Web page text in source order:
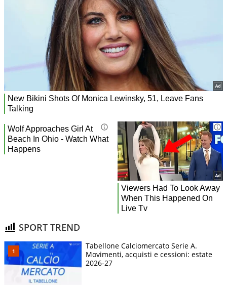
SPORT TREND
Tabellone Calciomercato Serie A.
Movimenti, acquisti e cessioni: estate
2026-27